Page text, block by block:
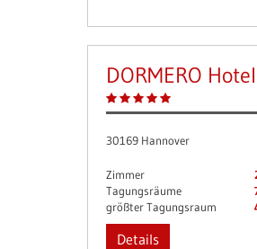
DORMERO
30169 Hannover
Zimmer
Tagungsräume
größter Tagungsraum
Details